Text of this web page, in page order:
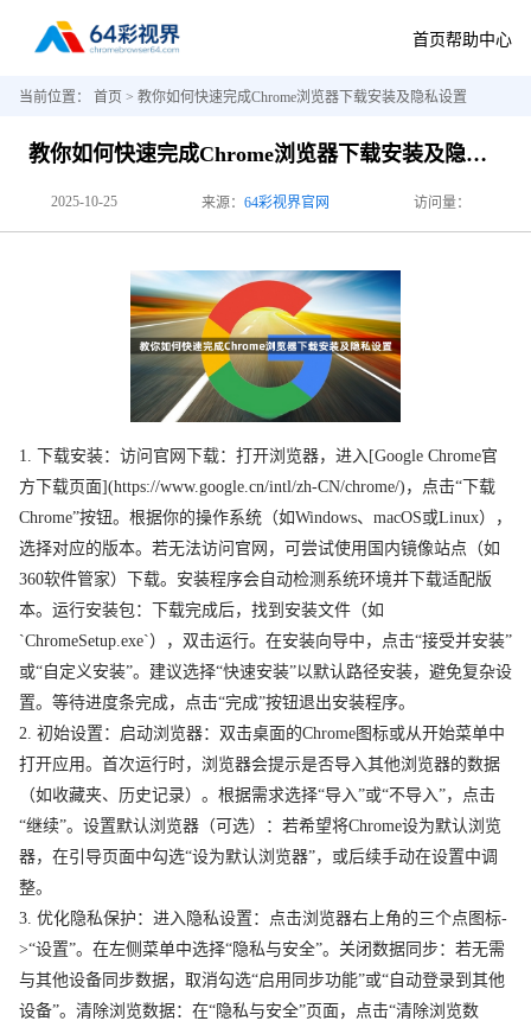
首页帮助中心
当前位置： 首页 > 教你如何快速完成Chrome浏览器下载安装及隐私设置
教你如何快速完成Chrome浏览器下载安装及隐私设置
2025-10-25 来源： 64彩视界官网 访问量：
1. 下载安装：访问官网下载：打开浏览器，进入[Google Chrome官
方下载页面](https://www.google.cn/intl/zh-CN/chrome/)，点击“下载
Chrome”按钮。根据你的操作系统（如Windows、macOS或Linux），
选择对应的版本。若无法访问官网，可尝试使用国内镜像站点（如
360软件管家）下载。安装程序会自动检测系统环境并下载适配版
本。运行安装包：下载完成后，找到安装文件（如
`ChromeSetup.exe`），双击运行。在安装向导中，点击“接受并安装”
或“自定义安装”。建议选择“快速安装”以默认路径安装，避免复杂设
置。等待进度条完成，点击“完成”按钮退出安装程序。
2. 初始设置：启动浏览器：双击桌面的Chrome图标或从开始菜单中
打开应用。首次运行时，浏览器会提示是否导入其他浏览器的数据
（如收藏夹、历史记录）。根据需求选择“导入”或“不导入”，点击
“继续”。设置默认浏览器（可选）：若希望将Chrome设为默认浏览
器，在引导页面中勾选“设为默认浏览器”，或后续手动在设置中调
整。
3. 优化隐私保护：进入隐私设置：点击浏览器右上角的三个点图标-
>“设置”。在左侧菜单中选择“隐私与安全”。关闭数据同步：若无需
与其他设备同步数据，取消勾选“启用同步功能”或“自动登录到其他
设备”。清除浏览数据：在“隐私与安全”页面，点击“清除浏览数